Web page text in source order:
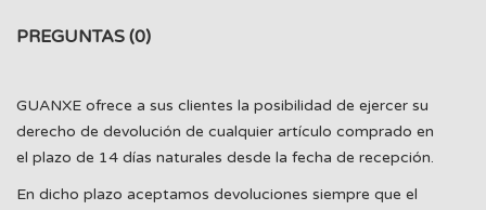
PREGUNTAS (0)
GUANXE ofrece a sus clientes la posibilidad de ejercer su
derecho de devolución de cualquier artículo comprado en
el plazo de 14 días naturales desde la fecha de recepción.
En dicho plazo aceptamos devoluciones siempre que el